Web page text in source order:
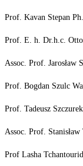
Prof. Kavan Stepan
Prof. E. h. Dr.h.c. Otto
Assoc. Prof. Jarosław
Prof. Bogdan Szulc
Prof. Tadeusz
Assoc. Prof.
Prof Lasha